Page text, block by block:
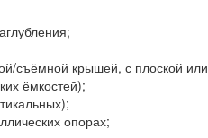
съёмной крышей, с плоской или
ёмкостей);
опорах;